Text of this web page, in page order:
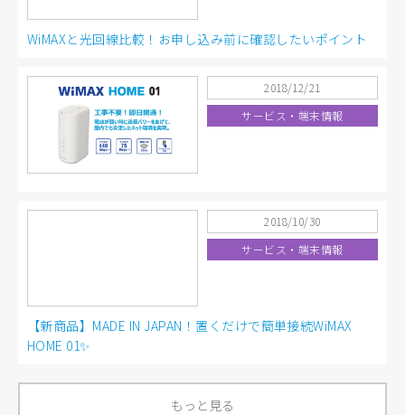
WiMAXと光回線比較！お申し込み前に確認したいポイント
2018/12/21
サービス・端末情報
2018/10/30
サービス・端末情報
【新商品】MADE IN JAPAN！置くだけで簡単接続WiMAX
HOME 01✨
もっと見る